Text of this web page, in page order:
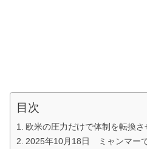
目次
欧米の圧力だけで体制を転換
2025年10月18日 ミャンマー